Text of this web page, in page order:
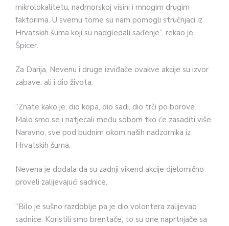
mikrolokalitetu, nadmorskoj visini i mnogim drugim
faktorima. U svemu tome su nam pomogli stručnjaci iz
Hrvatskih šuma koji su nadgledali sađenje”, rekao je
Špicer.
Za Darija, Nevenu i druge izviđače ovakve akcije su izvor
zabave, ali i dio života.
“Znate kako je, dio kopa, dio sadi, dio trči po borove.
Malo smo se i natjecali među sobom tko će zasaditi više.
Naravno, sve pod budnim okom naših nadzornika iz
Hrvatskih šuma.
Nevena je dodala da su zadnji vikend akcije djelomično
proveli zalijevajući sadnice.
“Bilo je sušno razdoblje pa je dio volontera zalijevao
sadnice. Koristili smo brentače, to su one naprtnjače sa